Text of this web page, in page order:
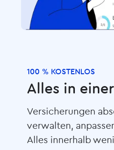
100 % KOSTENLOS
Alles in
Versicherungen
verwalten,
Alles innerhalb